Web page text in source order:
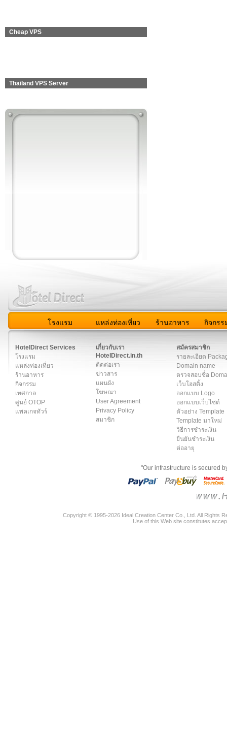
Cheap VPS
Thailand VPS Server
โรงแรม แหล่งท่องเที่ยว ร้านอาหาร กิจกรร
HotelDirect Services
โรงแรม
แหล่งท่องเที่ยว
ร้านอาหาร
กิจกรรม
เทศกาล
ศูนย์ OTOP
แพคเกจทัวร์
เกี่ยวกับเรา
HotelDirect.in.th
ติดต่อเรา
ข่าวสาร
แผนผัง
โฆษณา
User Agreement
Privacy Policy
สมาชิก
สมัครสมาชิก
รายละเอียด
Domain name
ตรวจสอบชื่อ
เว็บโฮสติ้ง
ออกแบบ Logo
ออกแบบเว็บไซต์
ตัวอย่าง Template
Template มาใหม่
วิธีการชำระเงิน
ยืนยันชำระเงิน
ต่ออายุ
"Our infrastructure is secured
Copyright © 1995-2026 Ideal Creation Center Co., Ltd. All Rights
Use of this Web site constitutes